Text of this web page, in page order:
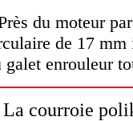
du moteur
de 17 mm
galet enrouleur
La courroie